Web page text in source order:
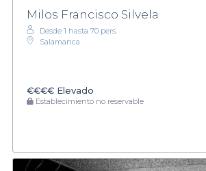
Milos Francisco Silvela
Desde 1 hasta 70 pers.
Salamanca
€€€€ Elevado
Establecimiento no reservable